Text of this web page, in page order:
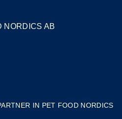
NORDICS AB
IN PET FOOD NORDICS